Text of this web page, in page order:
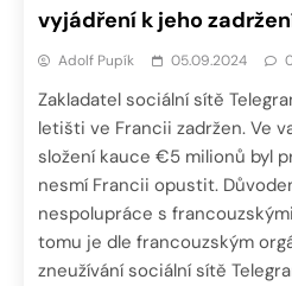
vyjádření k jeho
Adolf Pupík 05.09.2024
Zakladatel sociální sítě
letišti ve Francii zadržen. Ve
složení kauce €5 milionů byl
nesmí Francii opustit.
nespolupráce s
tomu je dle francouzským
zneužívání sociální sítě